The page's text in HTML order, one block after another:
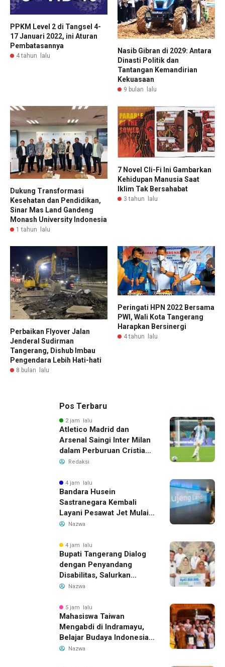
PPKM Level 2 di Tangsel 4-
17 Januari 2022, ini Aturan
Pembatasannya
4 tahun lalu
Nasib Gibran di 2029: Antara
Dinasti Politik dan
Tantangan Kemandirian
Kekuasaan
9 bulan lalu
Dukung Transformasi
Kesehatan dan Pendidikan,
Sinar Mas Land Gandeng
Monash University Indonesia
1 tahun lalu
7 Novel Cli-Fi Ini Gambarkan
Kehidupan Manusia Saat
Iklim Tak Bersahabat
3 tahun lalu
Perbaikan Flyover Jalan
Jenderal Sudirman
Tangerang, Dishub Imbau
Pengendara Lebih Hati-hati
8 bulan lalu
Peringati HPN 2022 Bersama
PWI, Wali Kota Tangerang
Harapkan Bersinergi
4 tahun lalu
Pos Terbaru
2 jam lalu
Atletico Madrid dan
Arsenal Saingi Inter Milan
dalam Perburuan Cristian
Romero, Transfer Bek
Redaksi
4 jam lalu
Bandara Husein
Sastranegara Kembali
Layani Pesawat Jet Mulai
14 Agustus 2026, Garuda
Bandung-Denpasar
Nazwa
4 jam lalu
Bupati Tangerang Dialog
dengan Penyandang
Disabilitas, Salurkan
Bantuan dan Tampung
Nazwa
5 jam lalu
Mahasiswa Taiwan
Mengabdi di Indramayu,
Belajar Budaya Indonesia
dan Edukasi Pekerja
Nazwa